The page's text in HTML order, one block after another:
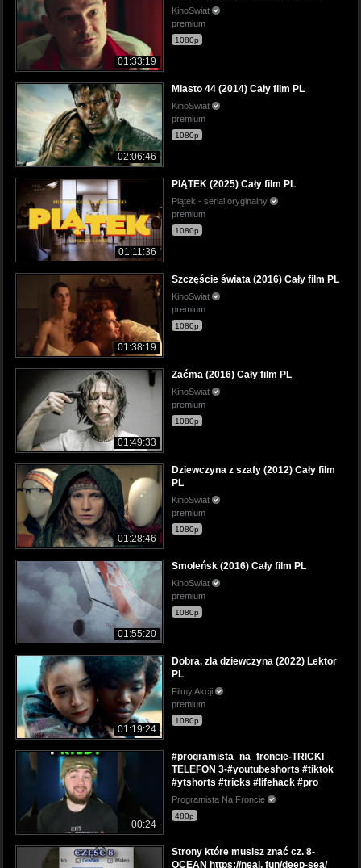
01:33:19
KinoSwiat
premium
1080p
02:06:46
Miasto 44 (2014) Cały film PL
KinoSwiat
premium
1080p
01:11:36
PIĄTEK (2025) Cały film PL
Piątek - serial oryginalny
premium
1080p
01:38:19
Szczęście świata (2016) Cały film PL
KinoSwiat
premium
1080p
01:49:33
Zaćma (2016) Cały film PL
KinoSwiat
premium
1080p
01:28:46
Dziewczyna z szafy (2012) Cały film
PL
KinoSwiat
premium
1080p
01:55:20
Smoleńsk (2016) Cały film PL
KinoSwiat
premium
1080p
01:19:24
Dobra, zła dziewczyna (2022) Lektor
PL
Filmy Akcji
premium
1080p
00:24
#programista_na_froncie-TRICKI
TELEFON 3-#youtubeshorts #tiktok
#ytshorts #tricks #lifehack #pro
Programista Na Froncie
480p
Strony które musisz znać cz. 8-
OCEAN https://neal. fun/deep-sea/